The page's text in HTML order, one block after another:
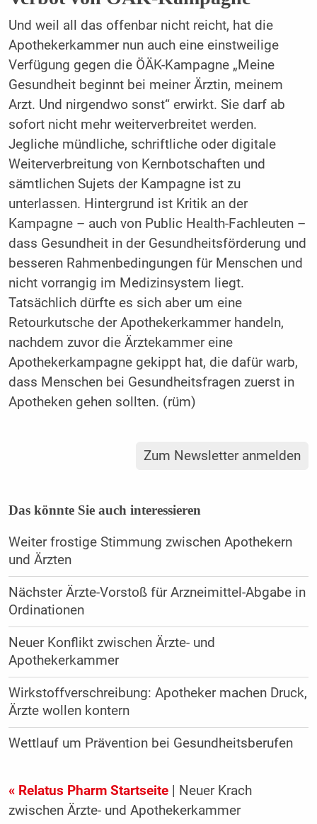
Und weil all das offenbar nicht reicht, hat die
Apothekerkammer nun auch eine einstweilige
Verfügung gegen die ÖÄK-Kampagne „Meine
Gesundheit beginnt bei meiner Ärztin, meinem
Arzt. Und nirgendwo sonst“ erwirkt. Sie darf ab
sofort nicht mehr weiterverbreitet werden.
Jegliche mündliche, schriftliche oder digitale
Weiterverbreitung von Kernbotschaften und
sämtlichen Sujets der Kampagne ist zu
unterlassen. Hintergrund ist Kritik an der
Kampagne – auch von Public Health-Fachleuten –
dass Gesundheit in der Gesundheitsförderung und
besseren Rahmenbedingungen für Menschen und
nicht vorrangig im Medizinsystem liegt.
Tatsächlich dürfte es sich aber um eine
Retourkutsche der Apothekerkammer handeln,
nachdem zuvor die Ärztekammer eine
Apothekerkampagne gekippt hat, die dafür warb,
dass Menschen bei Gesundheitsfragen zuerst in
Apotheken gehen sollten. (rüm)
Zum Newsletter anmelden
Das könnte Sie auch interessieren
Weiter frostige Stimmung zwischen Apothekern
und Ärzten
Nächster Ärzte-Vorstoß für Arzneimittel-Abgabe in
Ordinationen
Neuer Konflikt zwischen Ärzte- und
Apothekerkammer
Wirkstoffverschreibung: Apotheker machen Druck,
Ärzte wollen kontern
Wettlauf um Prävention bei Gesundheitsberufen
« Relatus Pharm Startseite| Neuer Krach
zwischen Ärzte- und Apothekerkammer